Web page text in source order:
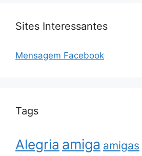
Sites Interessantes
Mensagem Facebook
Tags
Alegria amiga amigas